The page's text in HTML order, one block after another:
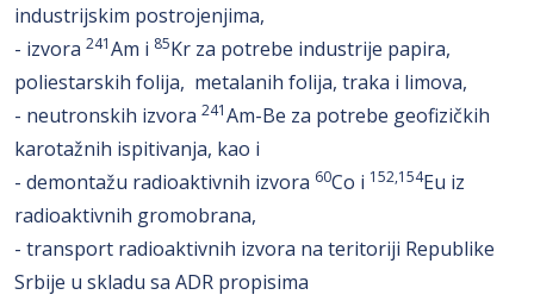
industrijskim postrojenjima,
- izvora 241Am i 85Kr za potrebe industrije papira,
poliestarskih folija, metalanih folija, traka i limova,
- neutronskih izvora 241Am-Be za potrebe geofizičkih
karotažnih ispitivanja, kao i
- demontažu radioaktivnih izvora 60Co i 152,154Eu iz
radioaktivnih gromobrana,
- transport radioaktivnih izvora na teritoriji Republike
Srbije u skladu sa ADR propisima